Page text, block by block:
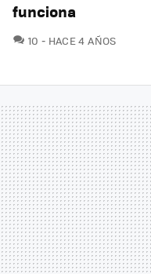
funciona
10 COMENTARIOS
HACE 4 AÑOS